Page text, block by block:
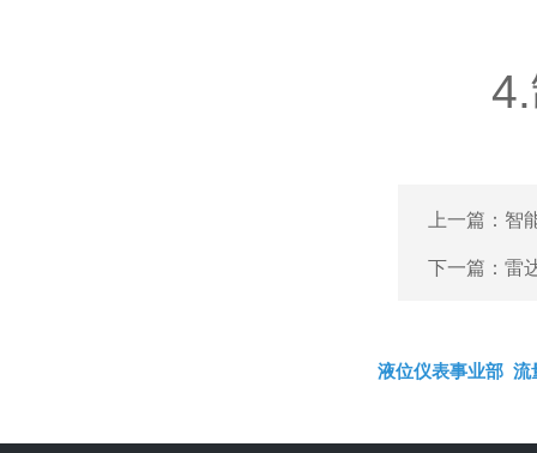
4.制
上一篇： 智
下一篇： 雷
液位仪表事业部 流